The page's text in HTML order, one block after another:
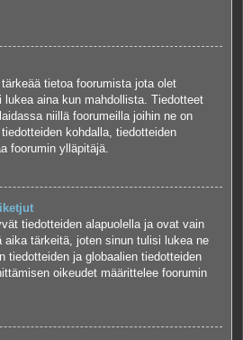
tietoa foorumista jota olet
aina kun mahdollista. Tiedotteet
niillä foorumeilla joihin ne on
kohdalla, tiedotteiden
foorumin ylläpitäjä.
tiedotteiden alapuolella ja ovat vain
tärkeitä, joten sinun tulisi lukea ne
tiedotteiden ja globaalien tiedotteiden
oikeudet määrittelee foorumin